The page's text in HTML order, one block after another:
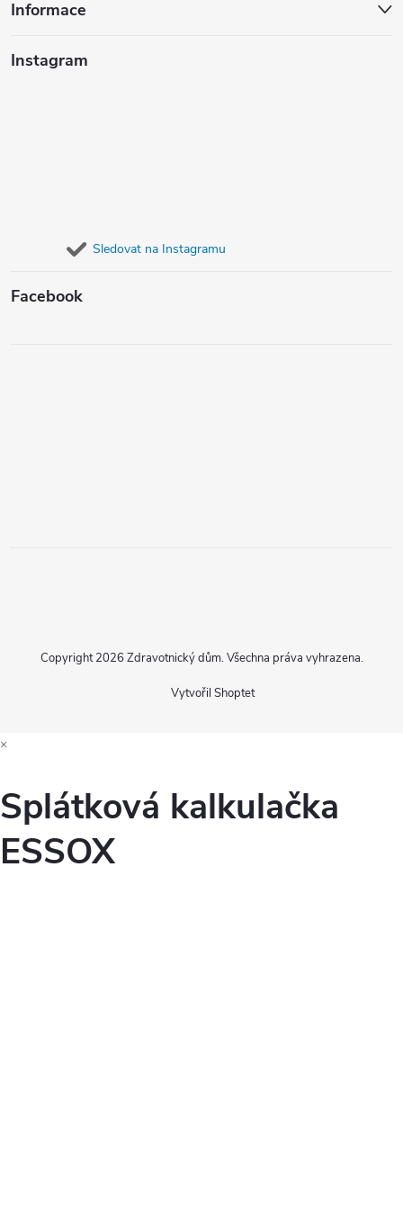
Informace
Instagram
Sledovat na Instagramu
Facebook
Vytvořil Shoptet
Copyright 2026 Zdravotnický dům. Všechna práva vyhrazena.
×
Splátková kalkulačka
ESSOX